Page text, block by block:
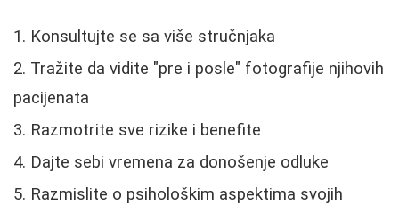
Konsultujte se sa više stručnjaka
Tražite da vidite "pre i posle" fotografije njihovih
pacijenata
Razmotrite sve rizike i benefite
Dajte sebi vremena za donošenje odluke
Razmislite o psihološkim aspektima svojih